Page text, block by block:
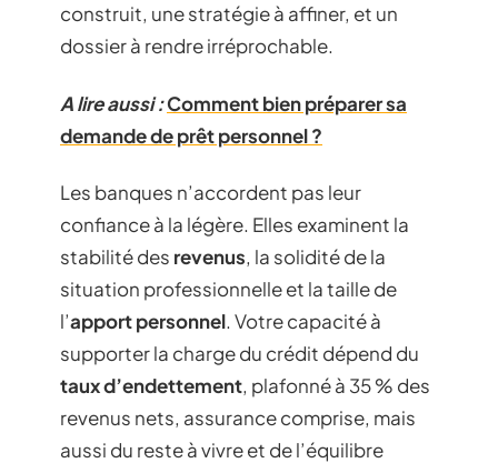
construit, une stratégie à affiner, et un
dossier à rendre irréprochable.
A lire aussi :Comment bien préparer sa
demande de prêt personnel ?
Les banques n’accordent pas leur
confiance à la légère. Elles examinent la
stabilité des revenus, la solidité de la
situation professionnelle et la taille de
l’apport personnel. Votre capacité à
supporter la charge du crédit dépend du
taux d’endettement, plafonné à 35 % des
revenus nets, assurance comprise, mais
aussi du reste à vivre et de l’équilibre